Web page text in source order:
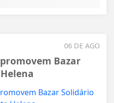
06 DE AGO
Bazar